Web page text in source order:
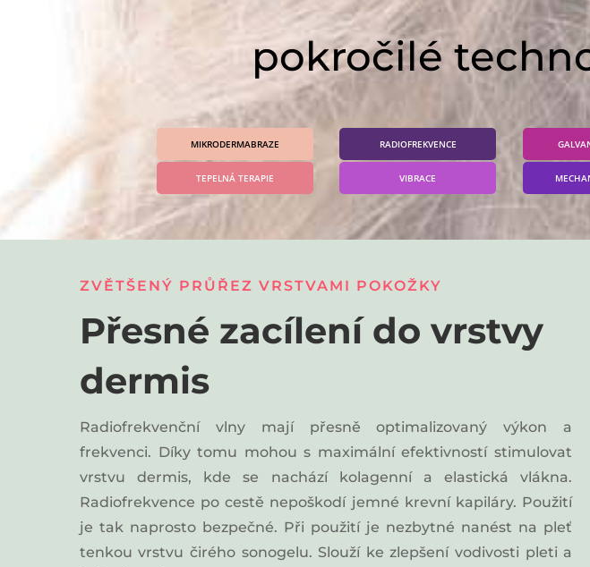
pokročilé
MIKRODERMABRAZE
TEPELNÁ TERAPIE
RADIOFREKVENCE
VIBRACE
ZVĚTŠENÝ PRŮŘEZ VRSTVAMI POKOŽKY
Přesné zacílení do vrstvy
dermis
Radiofrekvenční vlny mají přesně optimalizovaný výkon a
frekvenci. Díky tomu mohou s maximální efektivností stimulovat
vrstvu dermis, kde se nachází kolagenní a elastická vlákna.
Radiofrekvence po cestě nepoškodí jemné krevní kapiláry. Použití
je tak naprosto bezpečné. Při použití je nezbytné nanést na pleť
tenkou vrstvu čirého sonogelu. Slouží ke zlepšení vodivosti pleti a